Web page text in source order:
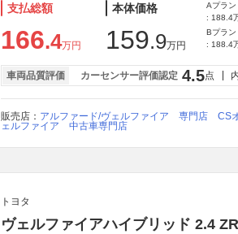
支払総額
166.4万円
本体価格
159.9万円
Aプラン
: 188.4
Bプラン
: 188.4
車両品質評価 カーセンサー評価認定 4.5点
販売店： アルファード/ヴェルファイア 専門店 CS
ェルファイア 中古車専門店
トヨタ
ヴェルファイアハイブリッド 2.4